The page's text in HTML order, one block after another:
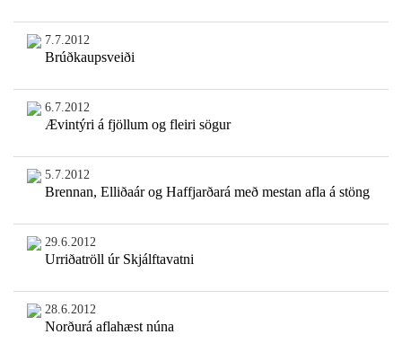
7.7.2012
Brúðkaupsveiði
6.7.2012
Ævintýri á fjöllum og fleiri sögur
5.7.2012
Brennan, Elliðaár og Haffjarðará með mestan afla á stöng
29.6.2012
Urriðatröll úr Skjálftavatni
28.6.2012
Norðurá aflahæst núna